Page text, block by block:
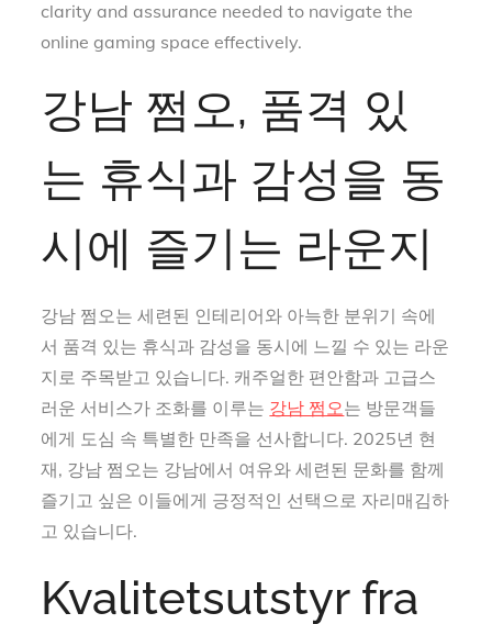
clarity and assurance needed to navigate the
online gaming space effectively.
강남 쩜오, 품격 있
는 휴식과 감성을 동
시에 즐기는 라운지
강남 쩜오는 세련된 인테리어와 아늑한 분위기 속에
서 품격 있는 휴식과 감성을 동시에 느낄 수 있는 라운
지로 주목받고 있습니다. 캐주얼한 편안함과 고급스
러운 서비스가 조화를 이루는 강남 쩜오는 방문객들
에게 도심 속 특별한 만족을 선사합니다. 2025년 현
재, 강남 쩜오는 강남에서 여유와 세련된 문화를 함께
즐기고 싶은 이들에게 긍정적인 선택으로 자리매김하
고 있습니다.
Kvalitetsutstyr fra